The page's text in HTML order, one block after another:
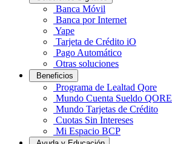
Banca Móvil
Banca por Internet
Yape
Tarjeta de Crédito iO
Pago Automático
Otras soluciones
Beneficios
Programa de Lealtad Qore
Mundo Cuenta Sueldo QORE
Mundo Tarjetas de Crédito
Cuotas Sin Intereses
Mi Espacio BCP